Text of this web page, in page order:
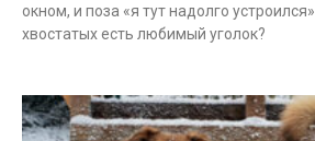
окном, и поза «я тут надолго устроился»
хвостатых есть любимый уголок?